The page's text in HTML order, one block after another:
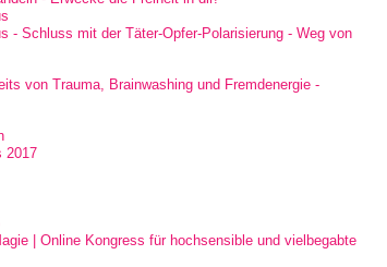
- Schluss mit der Täter-Opfer-Polarisierung - Weg von
von Trauma, Brainwashing und Fremdenergie -
2017
| Online Kongress für hochsensible und vielbegabte